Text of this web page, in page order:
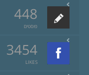
448
פוסטים
3454
LIKES